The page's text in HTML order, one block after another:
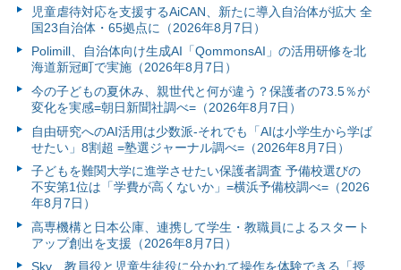
児童虐待対応を支援するAiCAN、新たに導入自治体が拡大 全
国23自治体・65拠点に（2026年8月7日）
Polimill、自治体向け生成AI「QommonsAI」の活用研修を北
海道新冠町で実施（2026年8月7日）
今の子どもの夏休み、親世代と何が違う？保護者の73.5％が
変化を実感=朝日新聞社調べ=（2026年8月7日）
自由研究へのAI活用は少数派-それでも「AIは小学生から学ば
せたい」8割超 =塾選ジャーナル調べ=（2026年8月7日）
子どもを難関大学に進学させたい保護者調査 予備校選びの
不安第1位は「学費が高くないか」=横浜予備校調べ=（2026
年8月7日）
高専機構と日本公庫、連携して学生・教職員によるスタート
アップ創出を支援（2026年8月7日）
Sky、教員役と児童生徒役に分かれて操作を体験できる「授